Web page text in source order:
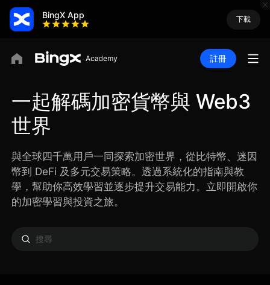
BingX App 下載
註冊
一起解碼加密貨幣與 Web3
世界
與全球四千萬用戶一同探索加密世界，從比特幣、迷因
幣到 DeFi 及多元交易策略。透過系統化的指南與教
學，幫助你高效學習並逐步提升交易能力。立即開啟你
的加密學習與投資之旅。